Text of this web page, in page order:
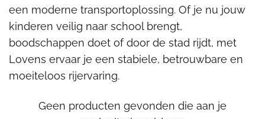
een moderne transportoplossing. Of je nu jouw
kinderen veilig naar school brengt,
boodschappen doet of door de stad rijdt, met
Lovens ervaar je een stabiele, betrouwbare en
moeiteloos rijervaring.
Geen producten gevonden die aan je